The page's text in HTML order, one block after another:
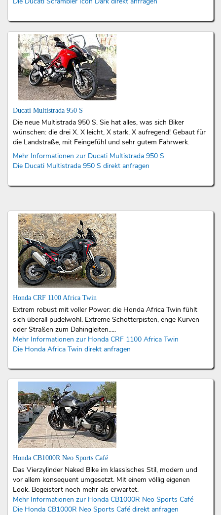
Ducati Multistrada 950 S
Die neue Multistrada 950 S. Sie hat alles, was sich Biker
wünschen: die drei X. X leicht, X stark, X aufregend! Gebaut für
die Landstraße, mit Feingefühl und sehr gutem Fahrwerk.
Mehr Informationen zur Ducati Multistrada 950 S
Die Ducati Multistrada 950 S direkt anfragen
Honda CRF 1100 Africa Twin
Extrem robust mit voller Power: die Honda Africa Twin fühlt
sich überall pudelwohl. Extreme Schotterpisten, enge Kurven
oder Straßen zum Dahingleiten.....
Mehr Informationen zur Honda CRF 1100 Africa Twin
Die Honda Africa Twin direkt anfragen
Honda CB1000R Neo Sports Café
Das Vierzylinder Naked Bike im klassisches Stil, modern und
vor allem konsequent umgesetzt. Mit einem völlig eigenen
Look. Begeistert noch mehr als erwartet.
Mehr Informationen zur Honda CB1000R Neo Sports Café
Die Honda CB1000R Neo Sports Café direkt anfragen